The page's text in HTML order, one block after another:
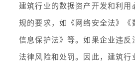
建筑行业的数据资产开发和利用
规的要求，如《网络安全法》《
信息保护法》等。如果企业违反
法律风险和处罚。因此，建筑行